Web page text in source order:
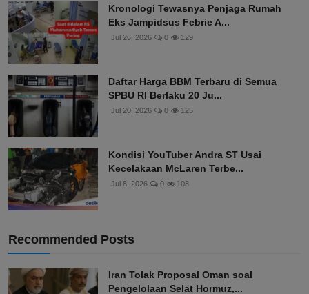
Kronologi Tewasnya Penjaga Rumah
Eks Jampidsus Febrie A...
Jul 26, 2026 0 129
Daftar Harga BBM Terbaru di Semua
SPBU RI Berlaku 20 Ju...
Jul 20, 2026 0 125
Kondisi YouTuber Andra ST Usai
Kecelakaan McLaren Terbe...
Jul 8, 2026 0 108
Recommended Posts
Iran Tolak Proposal Oman soal
Pengelolaan Selat Hormuz,...